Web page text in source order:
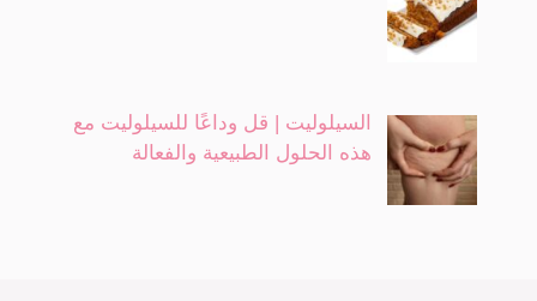
السيلوليت | قل وداعًا للسيلوليت مع
هذه الحلول الطبيعية والفعالة